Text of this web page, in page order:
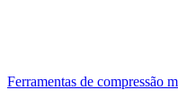
Ferramentas de compressão